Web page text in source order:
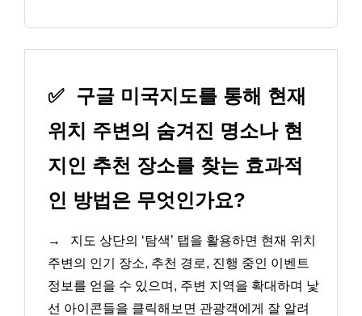
✅
구글 미국지도를 통해 현재
위치 주변의 숨겨진 명소나 현
지인 추천 장소를 찾는 효과적
인 방법은 무엇인가요?
→
지도 상단의 ‘탐색’ 탭을 활용하면 현재 위치
주변의 인기 장소, 추천 경로, 진행 중인 이벤트
정보를 얻을 수 있으며, 주변 지역을 확대하며 낯
선 아이콘들을 클릭해보면 관광객에게 잘 알려